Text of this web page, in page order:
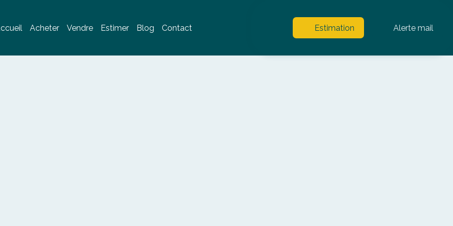
Acheter Vendre Estimer Blog Contact Estimation Alerte mail